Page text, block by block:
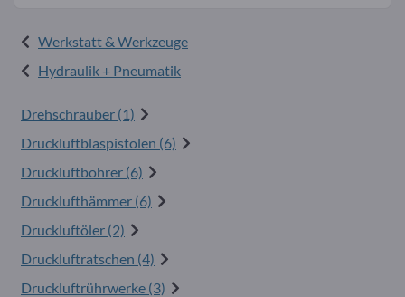
Werkstatt & Werkzeuge
Hydraulik + Pneumatik
Drehschrauber (1)
Druckluftblaspistolen (6)
Druckluftbohrer (6)
Drucklufthämmer (6)
Druckluftöler (2)
Druckluftratschen (4)
Druckluftrührwerke (3)